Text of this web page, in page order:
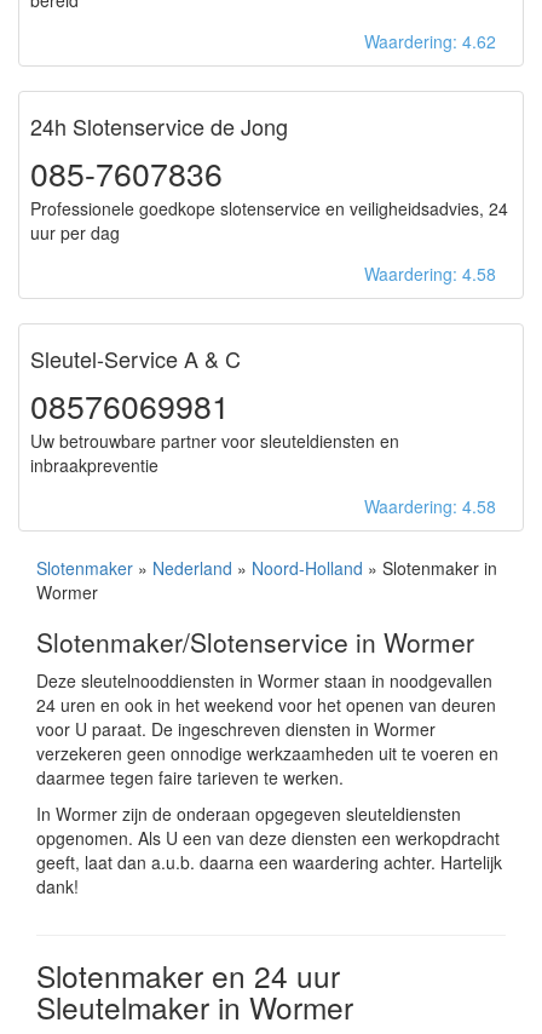
Waardering: 4.62
24h Slotenservice de Jong
085-7607836
Professionele goedkope slotenservice en veiligheidsadvies, 24
uur per dag
Waardering: 4.58
Sleutel-Service A & C
08576069981
Uw betrouwbare partner voor sleuteldiensten en
inbraakpreventie
Waardering: 4.58
Slotenmaker » Nederland » Noord-Holland » Slotenmaker in
Wormer
Slotenmaker/Slotenservice in Wormer
Deze sleutelnooddiensten in Wormer staan in noodgevallen
24 uren en ook in het weekend voor het openen van deuren
voor U paraat. De ingeschreven diensten in Wormer
verzekeren geen onnodige werkzaamheden uit te voeren en
daarmee tegen faire tarieven te werken.
In Wormer zijn de onderaan opgegeven sleuteldiensten
opgenomen. Als U een van deze diensten een werkopdracht
geeft, laat dan a.u.b. daarna een waardering achter. Hartelijk
dank!
Slotenmaker en 24 uur
Sleutelmaker in Wormer